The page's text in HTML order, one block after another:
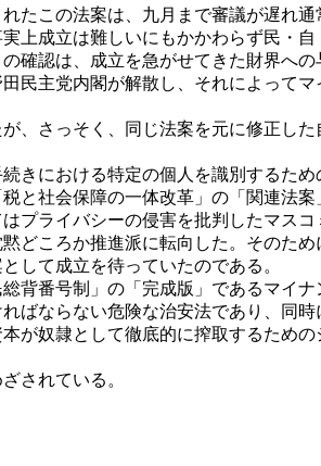
たこの法案は、九月まで審議が遅れ通
上成立は難しいにもかかわらず民・自
確認は、成立を急がせてきた財界へ
民主党内閣が解散し、それによってマ
さっそく、同じ法案を元に修正した
きにおける特定の個人を識別するため
と社会保障の一体改革」の「関連法案
プライバシーの侵害を批判したマス
どころか推進派に転向した。そのため
して成立を待っていたのである。
背番号制」の「完成版」であるマイナ
ばならない危険な治安法であり、同時
が奴隷として徹底的に搾取するため
されている。